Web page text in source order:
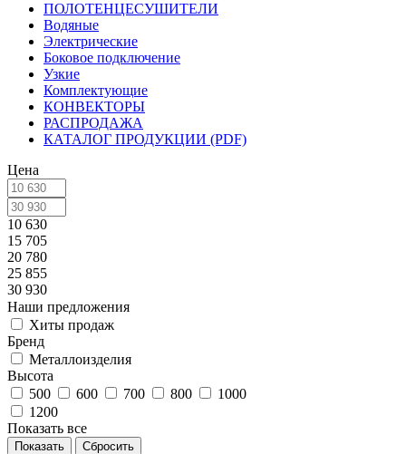
ПОЛОТЕНЦЕСУШИТЕЛИ
Водяные
Электрические
Боковое подключение
Узкие
Комплектующие
КОНВЕКТОРЫ
РАСПРОДАЖА
КАТАЛОГ ПРОДУКЦИИ (PDF)
Цена
10 630
15 705
20 780
25 855
30 930
Наши предложения
Хиты продаж
Бренд
Металлоизделия
Высота
500
600 700 800
1000
1200
Показать все
Сбросить